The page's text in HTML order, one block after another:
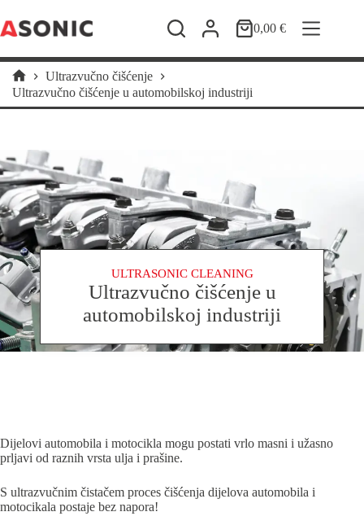
na
sadržaj
Košarica
0,00€
Početna
stranica
Ultrazvučno čišćenje
Ultrazvučno čišćenje u automobilskoj industriji
ULTRASONIC CLEANING
Ultrazvučno čišćenje u
automobilskoj industriji
Dijelovi automobila i motocikla mogu postati vrlo masni i užasno
prljavi od raznih vrsta ulja i prašine.
S ultrazvučnim čistačem proces čišćenja dijelova automobila i
motocikala postaje bez napora!